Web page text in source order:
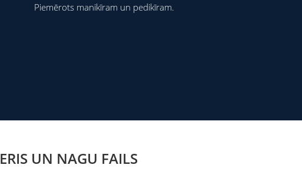
Piemērots manikīram un pedikīram.
UN NAGU FAILS